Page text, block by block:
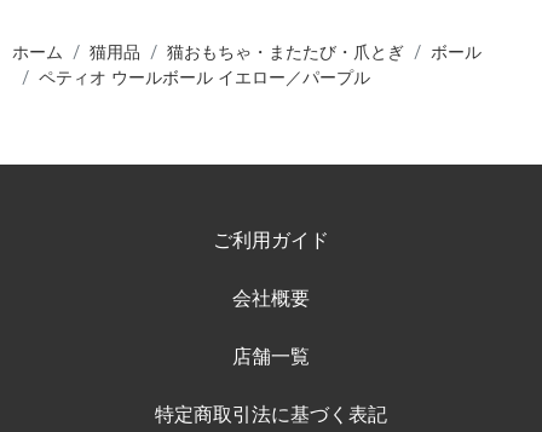
ホーム 猫用品 猫おもちゃ・またたび・爪とぎ
ボール
ペティオ ウールボール イエロー／パープル
ご利用ガイド
会社概要
店舗一覧
特定商取引法に基づく表記